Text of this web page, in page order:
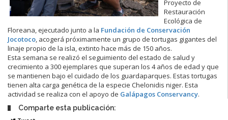
Proyecto de
Restauración
Ecológica de
Floreana, ejecutado junto a la Fundación de Conservación
Jocotoco , acogerá próximamente un grupo de tortugas gigantes del
linaje propio de la isla, extinto hace más de 150 años.
Esta semana se realizó el seguimiento del estado de salud y
crecimiento a 300 ejemplares que superan los 4 años de edad y que
se mantienen bajo el cuidado de los guardaparques. Estas tortugas
tienen alta carga genética de la especie Chelonidis niger. Esta
actividad se realiza con el apoyo de Galápagos Conservancy.
Comparte esta publicación: